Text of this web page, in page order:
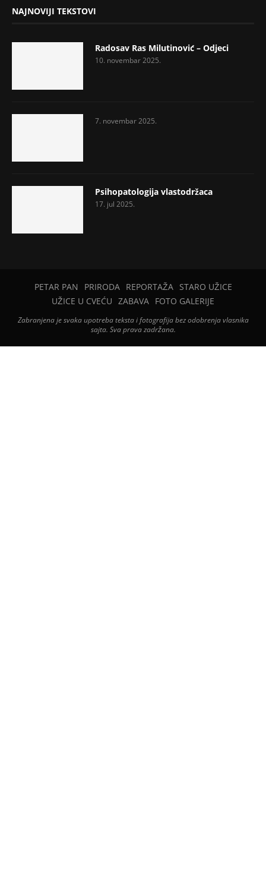
NAJNOVIJI TEKSTOVI
Radosav Ras Milutinović – Odjeci
10. novembar 2025.
7. novembar 2025.
Psihopatologija vlastodržaca
17. jul 2025.
PETAR PAN PRIRODA REPORTAŽA
STARO UŽICE
UŽICE U CVEĆU ZABAVA FOTO GALERIJE
Zabranjena je svaka upotreba teksta i fotografija bez odobrenja vlasnika
sajta. Sva prava zadržana.